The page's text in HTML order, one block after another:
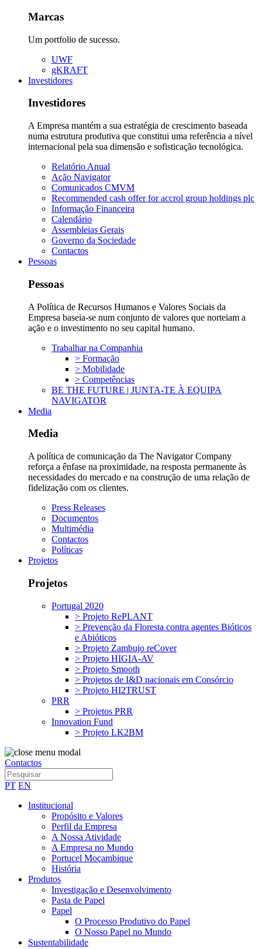
Marcas
Um portfolio de sucesso.
UWF
gKRAFT
Investidores
Investidores
A Empresa mantém a sua estratégia de crescimento baseada
numa estrutura produtiva que constitui uma referência a nível
internacional pela sua dimensão e sofisticação tecnológica.
Relatório Anual
Ação Navigator
Comunicados CMVM
Recommended cash offer for accrol group holdings plc
Informação Financeira
Calendário
Assembleias Gerais
Governo da Sociedade
Contactos
Pessoas
Pessoas
A Política de Recursos Humanos e Valores Sociais da
Empresa baseia-se num conjunto de valores que norteiam a
ação e o investimento no seu capital humano.
Trabalhar na Companhia
> Formação
> Mobilidade
> Competências
BE THE FUTURE | JUNTA-TE À EQUIPA
NAVIGATOR
Media
Media
A política de comunicação da The Navigator Company
reforça a ênfase na proximidade, na resposta permanente às
necessidades do mercado e na construção de uma relação de
fidelização com os clientes.
Press Releases
Documentos
Multimédia
Contactos
Políticas
Projetos
Projetos
Portugal 2020
> Projeto RePLANT
> Prevenção da Floresta contra agentes Bióticos
e Abióticos
> Projeto Zambujo reCover
> Projeto HIGIA-AV
> Projeto Smooth
> Projetos de I&D nacionais em Consórcio
> Projeto HI2TRUST
PRR
> Projetos PRR
Innovation Fund
> Projeto LK2BM
Contactos
PT EN
Institucional
Propósito e Valores
Perfil da Empresa
A Nossa Atividade
A Empresa no Mundo
Portucel Moçambique
História
Produtos
Investigação e Desenvolvimento
Pasta de Papel
Papel
O Processo Produtivo do Papel
O Nosso Papel no Mundo
Sustentabilidade